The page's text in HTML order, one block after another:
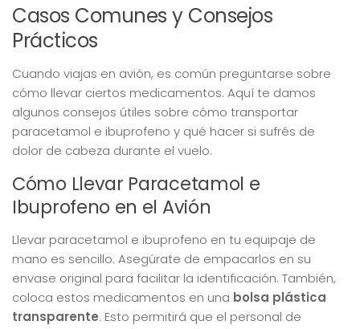
Casos Comunes y Consejos
Prácticos
Cuando viajas en avión, es común preguntarse sobre
cómo llevar ciertos medicamentos. Aquí te damos
algunos consejos útiles sobre cómo transportar
paracetamol e ibuprofeno y qué hacer si sufrés de
dolor de cabeza durante el vuelo.
Cómo Llevar Paracetamol e
Ibuprofeno en el Avión
Llevar paracetamol e ibuprofeno en tu equipaje de
mano es sencillo. Asegúrate de empacarlos en su
envase original para facilitar la identificación. También,
coloca estos medicamentos en una bolsa plástica
transparente. Esto permitirá que el personal de